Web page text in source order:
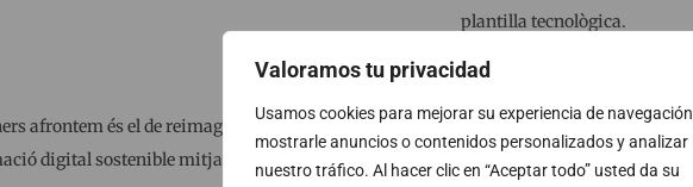
Valoramos tu privacidad
Usamos cookies para mejorar su experiencia de navegación,
mostrarle anuncios o contenidos personalizados y analizar
nuestro tráfico. Al hacer clic en “Aceptar todo” usted da su
plantilla tecnològica.
afrontem és el de reimaginar el futur de la nostra economia i
digital sostenible mitjançant: